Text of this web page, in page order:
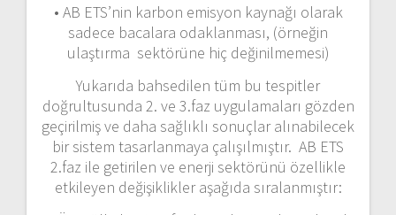
• AB ETS’nin karbon emisyon kaynağı olarak
sadece bacalara odaklanması, (örneğin
ulaştırma sektörüne hiç değinilmemesi)
Yukarıda bahsedilen tüm bu tespitler
doğrultusunda 2. ve 3.faz uygulamaları gözden
geçirilmiş ve daha sağlıklı sonuçlar alınabilecek
bir sistem tasarlanmaya çalışılmıştır. AB ETS
2.faz ile getirilen ve enerji sektörünü özellikle
etkileyen değişiklikler aşağıda sıralanmıştır: